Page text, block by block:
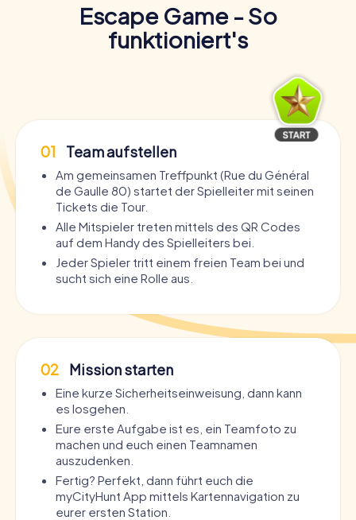
Escape Game - So
funktioniert's
01 Team aufstellen
Am gemeinsamen Treffpunkt (Rue du Général
de Gaulle 80) startet der Spielleiter mit seinen
Tickets die Tour.
Alle Mitspieler treten mittels des QR Codes
auf dem Handy des Spielleiters bei.
Jeder Spieler tritt einem freien Team bei und
sucht sich eine Rolle aus.
02 Mission starten
Eine kurze Sicherheitseinweisung, dann kann
es losgehen.
Eure erste Aufgabe ist es, ein Teamfoto zu
machen und euch einen Teamnamen
auszudenken.
Fertig? Perfekt, dann führt euch die
myCityHunt App mittels Kartennavigation zu
eurer ersten Station.